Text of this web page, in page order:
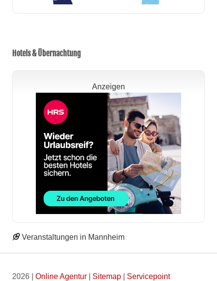
Hotels & Übernachtung
Anzeigen
Veranstaltungen in Mannheim
2026 | Online Agentur| Sitemap| Servicepoint